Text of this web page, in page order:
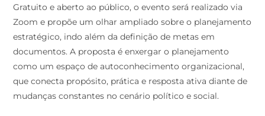
Gratuito e aberto ao público, o evento será realizado via
Zoom e propõe um olhar ampliado sobre o planejamento
estratégico, indo além da definição de metas em
documentos. A proposta é enxergar o planejamento
como um espaço de autoconhecimento organizacional,
que conecta propósito, prática e resposta ativa diante de
mudanças constantes no cenário político e social.